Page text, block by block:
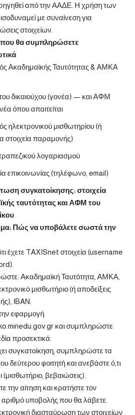
από την ΑΑΔΕ. Η χρήση των
με συναίνεση για
στοιχείων.
που θα συμπληρώσετε
Ακαδημαϊκής Ταυτότητας & ΑΜΚΑ
δικαιούχου (γονέα) — και ΑΦΜ
όπου απαιτείται
ηλεκτρονικού μισθωτηρίου (ή
στοιχεία παραμονής)
λογαριασμού
επικοινωνίας (τηλέφωνο, email)
συγκατοίκησης: στοιχεία
ταυτότητας και ΑΦΜ του
Πώς να υποβάλετε σωστά την
έχετε TAXISnet στοιχεία (username
Ακαδημαϊκή Ταυτότητα, ΑΜΚΑ,
μισθωτήριο (ή αποδείξεις
IBAN.
εφαρμογή
και συμπληρώστε
προσεκτικά.
συγκατοίκηση, συμπληρώστε τα
δεύτερου φοιτητή και ανεβάστε ό,τι
(μισθωτήριο, βεβαιώσεις).
την αίτηση και κρατήστε τον
αριθμό υποβολής που θα λάβετε.
διασταύρωση των στοιχείων